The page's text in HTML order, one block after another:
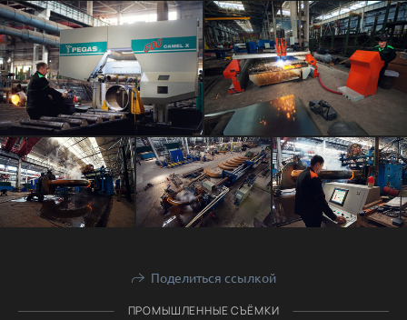
Поделиться ссылкой
ПРОМЫШЛЕННЫЕ СЪЁМКИ